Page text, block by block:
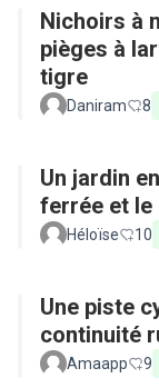
Nichoirs à
pièges à
tigre
Daniram 8
Un jardin
ferrée et
Héloïse 10
Une piste
continuité
Amaapp 9